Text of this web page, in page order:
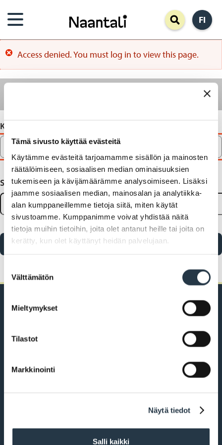
Tämä sivusto käyttää evästeitä
Käytämme evästeitä tarjoamamme sisällön ja mainosten
räätälöimiseen, sosiaalisen median ominaisuuksien
tukemiseen ja kävijämäärämme analysoimiseen. Lisäksi
jaamme sosiaalisen median, mainosalan ja analytiikka-
alan kumppaneillemme tietoja siitä, miten käytät
sivustoamme. Kumppanimme voivat yhdistää näitä
tietoja muihin tietoihin, joita olet antanut heille tai joita on
kerätty, kun olet käyttänyt heidän palvelujaan.
valinta
Välttämätön
Mieltymykset
Tilastot
Markkinointi
Näytä tiedot
Salli kaikki
pääsisältöön
FI
Virheviesti
Access denied. You must log in to view this page.
Ensisijaiset
Käyttäjätunnus
Salasana
PL 43, 21101 Naantali
+358 2 4345 111
kirjaamo@naantali.fi
etunimi.sukunimi@naantali.fi